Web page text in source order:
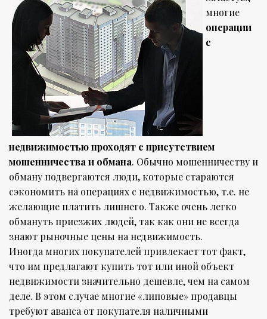
многие
операции
с
недвижимостью проходят с присутствием
мошенничества и обмана. Обычно мошенничеству и
обману подвергаются люди, которые стараются
сэкономить на операциях с недвижимостью, т.е. не
желающие платить лишнего. Также очень легко
обмануть приезжих людей, так как они не всегда
знают рыночные цены на недвижимость.
Иногда многих покупателей привлекает тот факт,
что им предлагают купить тот или иной объект
недвижимости значительно дешевле, чем на самом
деле. В этом случае многие «липовые» продавцы
требуют аванса от покупателя наличными